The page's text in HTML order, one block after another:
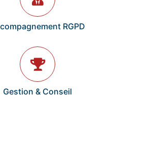
RGPD
Gestion & Conseil